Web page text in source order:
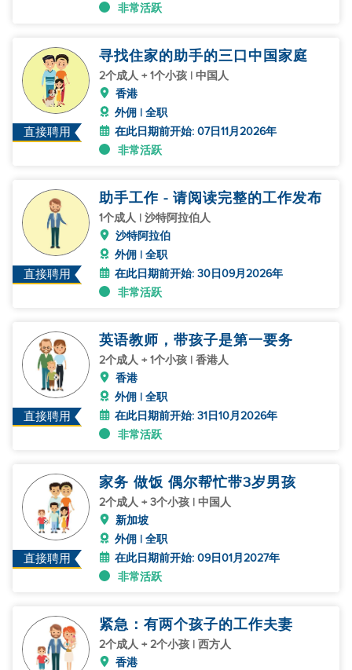
非常活跃
直接聘用
寻找住家的助手的三口中国家庭
2个成人 + 1个小孩 | 中国人
香港
外佣 | 全职
在此日期前开始: 07日11月2026年
非常活跃
直接聘用
助手工作 - 请阅读完整的工作发布
1个成人 | 沙特阿拉伯人
沙特阿拉伯
外佣 | 全职
在此日期前开始: 30日09月2026年
非常活跃
直接聘用
英语教师，带孩子是第一要务
2个成人 + 1个小孩 | 香港人
香港
外佣 | 全职
在此日期前开始: 31日10月2026年
非常活跃
直接聘用
家务 做饭 偶尔帮忙带3岁男孩
2个成人 + 3个小孩 | 中国人
新加坡
外佣 | 全职
在此日期前开始: 09日01月2027年
非常活跃
紧急：有两个孩子的工作夫妻
2个成人 + 2个小孩 | 西方人
香港